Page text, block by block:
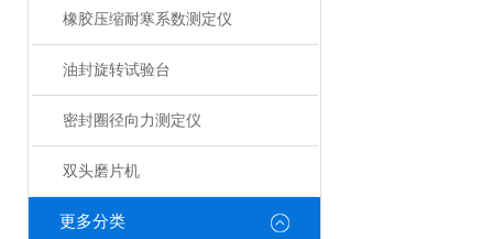
橡胶压缩耐寒系数测定仪
油封旋转试验台
密封圈径向力测定仪
双头磨片机
更多分类